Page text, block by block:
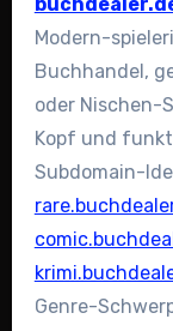
Modern-
Buchhandel,
oder Nischen-
Kopf und
Subdomain-
Genre-